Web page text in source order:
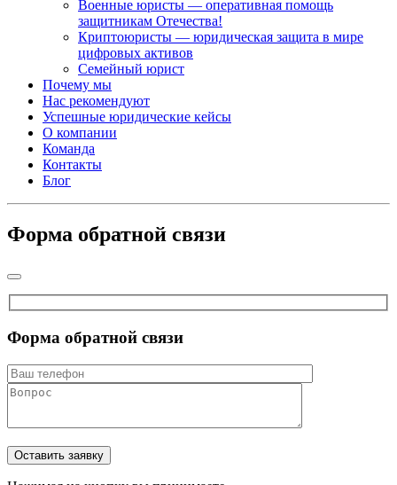
Военные юристы — оперативная помощь
защитникам Отечества!
Криптоюристы — юридическая защита в мире
цифровых активов
Семейный юрист
Почему мы
Нас рекомендуют
Успешные юридические кейсы
О компании
Команда
Контакты
Блог
Форма обратной связи
Форма обратной связи